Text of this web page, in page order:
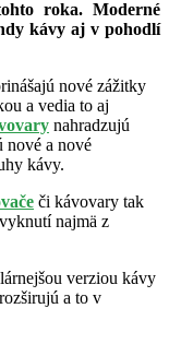
roka. Moderné
kávy aj v pohodlí
nové zážitky
a vedia to aj
nahradzujú
nové a nové
kávy.
či kávovary tak
najmä z
verziou kávy
a to v